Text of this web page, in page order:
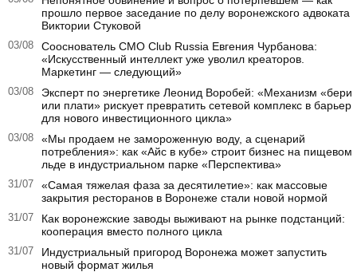
прошло первое заседание по делу воронежского адвоката
Виктории Стуковой
03/08
Сооснователь CMO Club Russia Евгения Чурбанова:
«Искусственный интеллект уже уволил креаторов.
Маркетинг — следующий»
03/08
Эксперт по энергетике Леонид Воробей: «Механизм «бери
или плати» рискует превратить сетевой комплекс в барьер
для нового инвестиционного цикла»
03/08
«Мы продаем не замороженную воду, а сценарий
потребления»: как «Айс в кубе» строит бизнес на пищевом
льде в индустриальном парке «Перспектива»
31/07
«Самая тяжелая фаза за десятилетие»: как массовые
закрытия ресторанов в Воронеже стали новой нормой
31/07
Как воронежские заводы выживают на рынке подстанций:
кооперация вместо полного цикла
31/07
Индустриальный пригород Воронежа может запустить
новый формат жилья